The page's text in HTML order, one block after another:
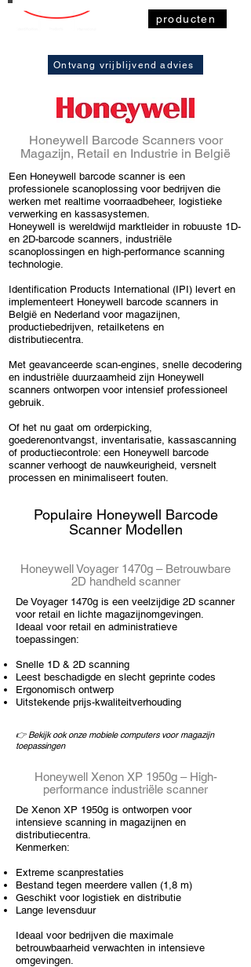
producten
Ontvang vrijblijvend advies
Honeywell Barcode Scannersvoor
Magazijn, Retail en Industrie in België
Een Honeywell barcode scanner is een
professionele scanoplossing voor bedrijven die
werken met realtime voorraadbeheer, logistieke
verwerking en kassasystemen.
Honeywell is wereldwijd marktleider in robuuste 1D-
en 2D-barcode scanners, industriële
scanoplossingen en high-performance scanning
technologie.
Identification Products International (IPI) levert en
implementeert Honeywell barcode scanners in
België en Nederland voor magazijnen,
productiebedrijven, retailketens en
distributiecentra.
Met geavanceerde scan-engines, snelle decodering
en industriële duurzaamheid zijn Honeywell
scanners ontworpen voor intensief professioneel
gebruik.
Of het nu gaat om orderpicking,
goederenontvangst, inventarisatie, kassascanning
of productiecontrole: een Honeywell barcode
scanner verhoogt de nauwkeurigheid, versnelt
processen en minimaliseert fouten.
Populaire Honeywell Barcode
Scanner Modellen
Honeywell Voyager 1470g – Betrouwbare
2D handheld scanner
De Voyager 1470g is een veelzijdige 2D scanner
voor retail en lichte magazijnomgevingen.
Ideaal voor retail en administratieve
toepassingen:
Snelle 1D & 2D scanning
Leest beschadigde en slecht geprinte codes
Ergonomisch ontwerp
Uitstekende prijs-kwaliteitverhouding
👉 Bekijk ook onzemobiele computersvoor magazijn
toepassingen
Honeywell Xenon XP 1950g– High-
performance industriële scanner
De Xenon XP 1950g is ontworpen voor
intensieve scanning in magazijnen en
distributiecentra.
Kenmerken:
Extreme scanprestaties
Bestand tegen meerdere vallen (1,8 m)
Geschikt voor logistiek en distributie
Lange levensduur
Ideaal voor bedrijven die maximale
betrouwbaarheid verwachten in intensieve
omgevingen.